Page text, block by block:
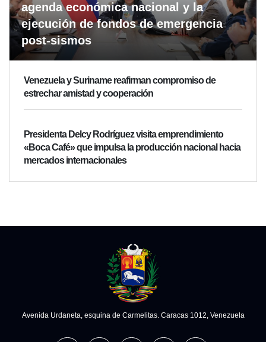
agenda económica nacional y la
ejecución de fondos de emergencia
post-sismos
Venezuela y Suriname reafirman compromiso de
estrechar amistad y cooperación
Presidenta Delcy Rodríguez visita emprendimiento
«Boca Café» que impulsa la producción nacional hacia
mercados internacionales
Avenida Urdaneta, esquina de Carmelitas. Caracas 1012, Venezuela